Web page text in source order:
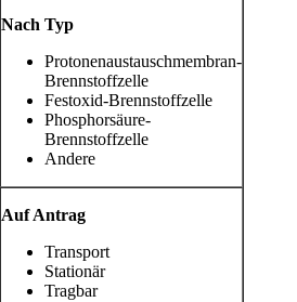
Nach Typ
Protonenaustauschmembran-
Brennstoffzelle
Festoxid-Brennstoffzelle
Phosphorsäure-
Brennstoffzelle
Andere
Auf Antrag
Transport
Stationär
Tragbar